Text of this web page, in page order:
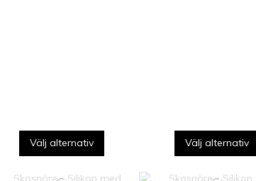
Välj alternativ Välj alternativ